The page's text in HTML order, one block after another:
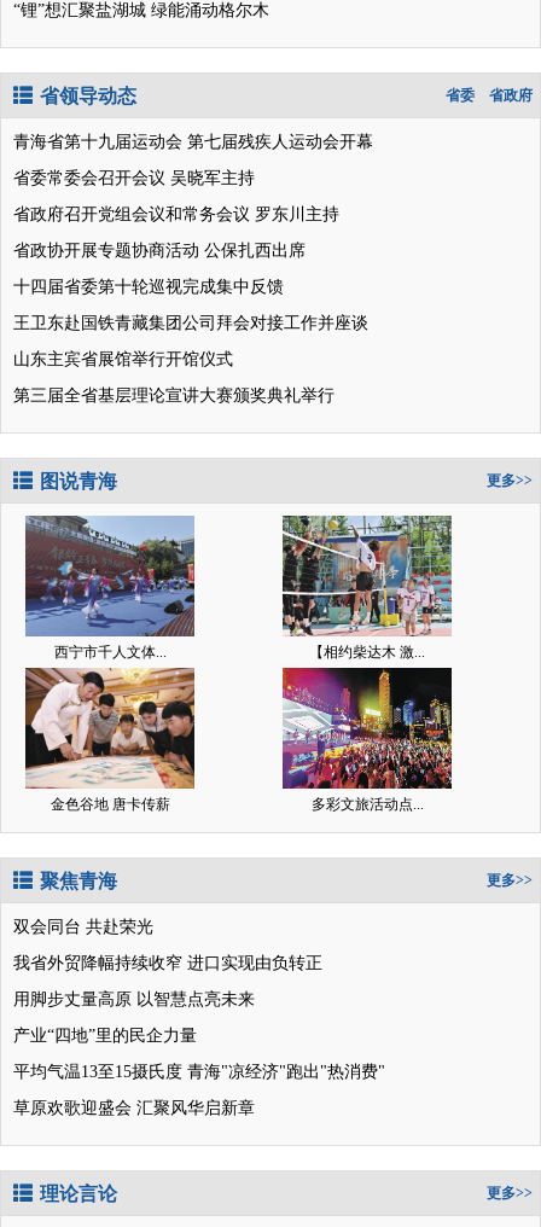
“锂”想汇聚盐湖城 绿能涌动格尔木
省领导动态 省政府
省委
青海省第十九届运动会 第七届残疾人运动会开幕
省委常委会召开会议 吴晓军主持
省政府召开党组会议和常务会议 罗东川主持
省政协开展专题协商活动 公保扎西出席
十四届省委第十轮巡视完成集中反馈
王卫东赴国铁青藏集团公司拜会对接工作并座谈
山东主宾省展馆举行开馆仪式
第三届全省基层理论宣讲大赛颁奖典礼举行
图说青海 更多>>
西宁市千人文体... 【相约柴达木 激...
金色谷地 唐卡传薪 多彩文旅活动点...
聚焦青海 更多>>
双会同台 共赴荣光
我省外贸降幅持续收窄 进口实现由负转正
用脚步丈量高原 以智慧点亮未来
产业“四地”里的民企力量
平均气温13至15摄氏度 青海"凉经济"跑出"热消费"
草原欢歌迎盛会 汇聚风华启新章
理论言论 更多>>